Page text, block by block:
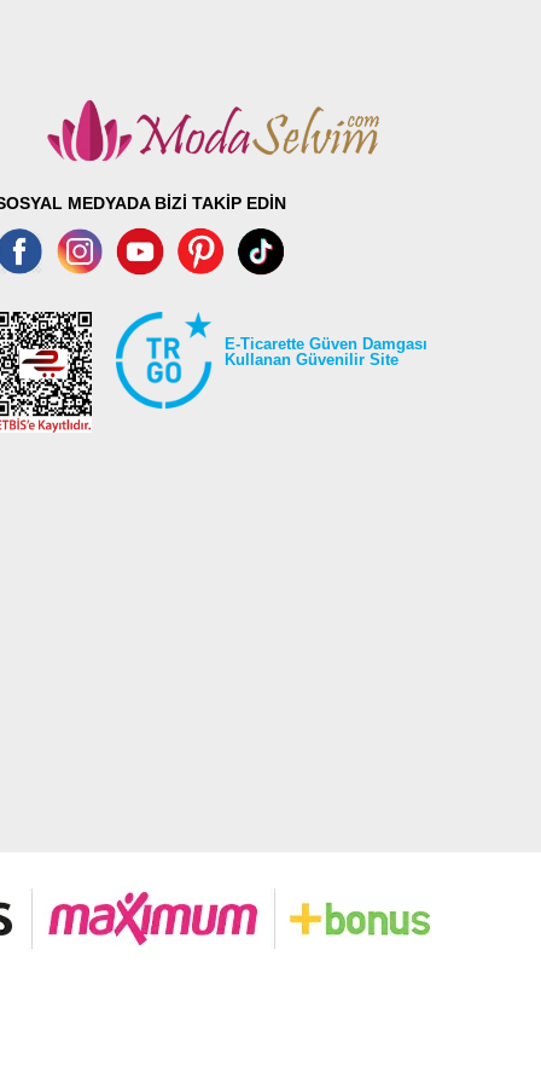
MEDYADA BİZİ TAKİP EDİN
E-Ticarette Güven Damgası
Kullanan Güvenilir Site